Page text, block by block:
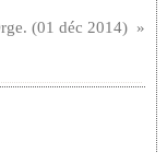
(01 déc 2014)